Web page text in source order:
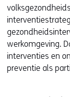
werkomgeving.
interventies en
preventie als